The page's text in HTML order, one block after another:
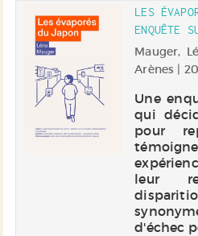
LES
ENQUÊTE
Mauger,
Arènes |
Une
qui
pour
leur
d'échec